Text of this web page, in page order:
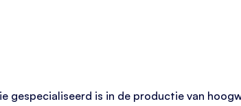
gespecialiseerd is in de productie van